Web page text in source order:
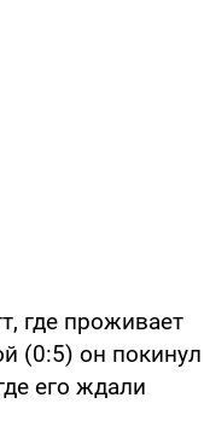
где проживает
(0:5) он покинул
его ждали